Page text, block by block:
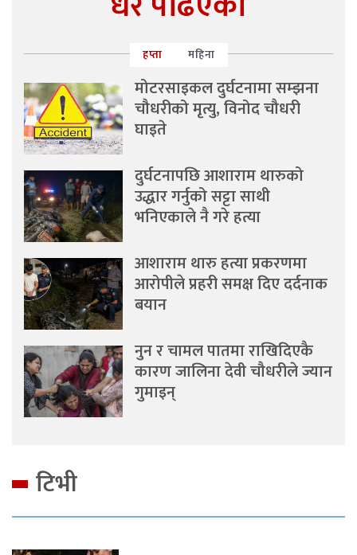
हप्ता महिना
मोटरसाइकल दुर्घटनामा सम्झना
चौधरीको मृत्यु, विनोद चौधरी
घाइते
दुर्घटनापछि आशाराम थारुको
उद्धार गर्नुको सट्टा साथी
भनिएकाले नै गरे हत्या
आशाराम थारु हत्या प्रकरणमा
आरोपीले प्रहरी समक्ष दिए दर्दनाक
बयान
नुन र चामल पातमा राखिदिएकै
कारण जालिना देवी चौधरीले ज्यान
गुमाइन्
टिभी